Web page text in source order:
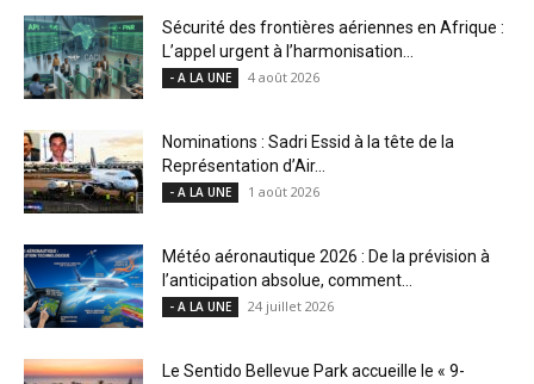
Sécurité des frontières aériennes en Afrique :
L’appel urgent à l’harmonisation...
- A LA UNE 4 août 2026
Nominations : Sadri Essid à la tête de la
Représentation d’Air...
- A LA UNE 1 août 2026
Météo aéronautique 2026 : De la prévision à
l’anticipation absolue, comment...
- A LA UNE 24 juillet 2026
Le Sentido Bellevue Park accueille le « 9-